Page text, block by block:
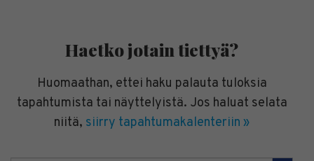
Haetko jotain tiettyä?
Huomaathan, ettei haku palauta tuloksia
tapahtumista tai näyttelyistä. Jos haluat selata
niitä, siirry tapahtumakalenteriin »